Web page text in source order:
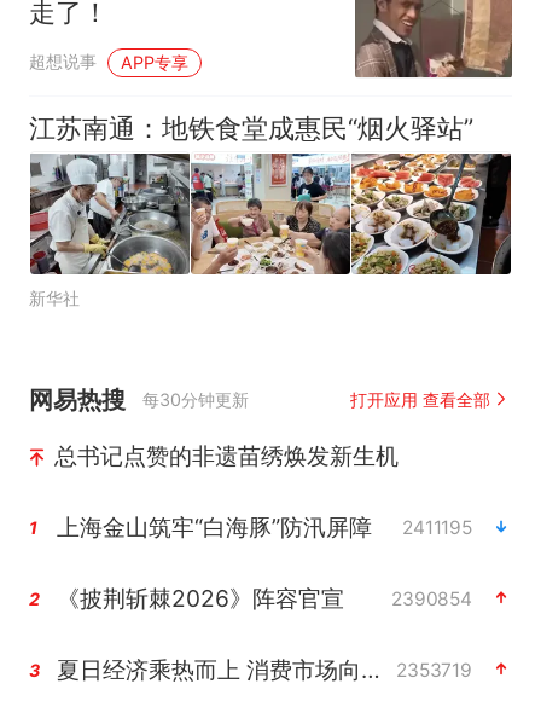
走了！
超想说事 APP专享
江苏南通：地铁食堂成惠民“烟火驿站”
新华社
网易热搜 每30分钟更新 打开应用 查看全部
总书记点赞的非遗苗绣焕发新生机
1 上海金山筑牢“白海豚”防汛屏障 2411195
2 《披荆斩棘2026》阵容官宣 2390854
3 夏日经济乘热而上 消费市场向新而行 2353719